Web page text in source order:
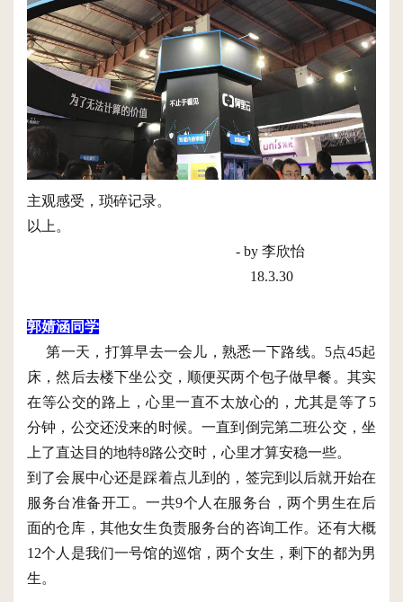
主观感受，琐碎记录。
以上。
- by 李欣怡
18.3.30
郭婧涵同学
第一天，打算早去一会儿，熟悉一下路线。5点45起
床，然后去楼下坐公交，顺便买两个包子做早餐。其实
在等公交的路上，心里一直不太放心的，尤其是等了5
分钟，公交还没来的时候。一直到倒完第二班公交，坐
上了直达目的地特8路公交时，心里才算安稳一些。
到了会展中心还是踩着点儿到的，签完到以后就开始在
服务台准备开工。一共9个人在服务台，两个男生在后
面的仓库，其他女生负责服务台的咨询工作。还有大概
12个人是我们一号馆的巡馆，两个女生，剩下的都为男
生。